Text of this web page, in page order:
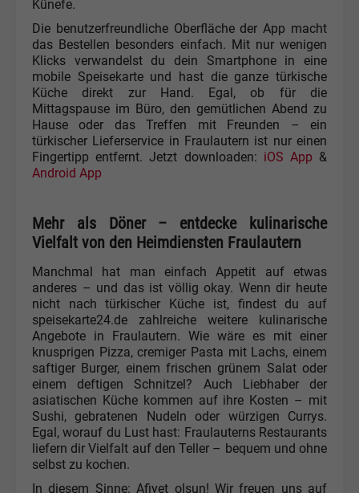
Künefe.
Die benutzerfreundliche Oberfläche der App macht
das Bestellen besonders einfach. Mit nur wenigen
Klicks verwandelst du dein Smartphone in eine
mobile Speisekarte und hast die ganze türkische
Küche direkt zur Hand. Egal, ob für die
Mittagspause im Büro, den gemütlichen Abend zu
Hause oder das Treffen mit Freunden – ein
türkischer Lieferservice in Fraulautern ist nur einen
Fingertipp entfernt. Jetzt downloaden: iOS App &
Android App
Mehr als Döner – entdecke kulinarische
Vielfalt von den Heimdiensten Fraulautern
Manchmal hat man einfach Appetit auf etwas
anderes – und das ist völlig okay. Wenn dir heute
nicht nach türkischer Küche ist, findest du auf
speisekarte24.de zahlreiche weitere kulinarische
Angebote in Fraulautern. Wie wäre es mit einer
knusprigen Pizza, cremiger Pasta mit Lachs, einem
saftiger Burger, einem frischen grünem Salat oder
einem deftigen Schnitzel? Auch Liebhaber der
asiatischen Küche kommen auf ihre Kosten – mit
Sushi, gebratenen Nudeln oder würzigen Currys.
Egal, worauf du Lust hast: Fraulauterns Restaurants
liefern dir Vielfalt auf den Teller – bequem und ohne
selbst zu kochen.
In diesem Sinne: Afiyet olsun! Wir freuen uns auf